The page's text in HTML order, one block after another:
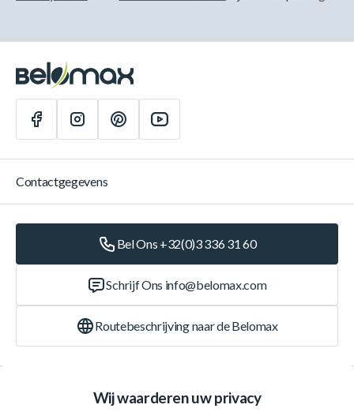
Wij waarderen uw privacy
Contactgegevens
Bel Ons +32(0)3 336 31 60
Schrijf Ons info@belomax.com
Routebeschrijving naar de Belomax